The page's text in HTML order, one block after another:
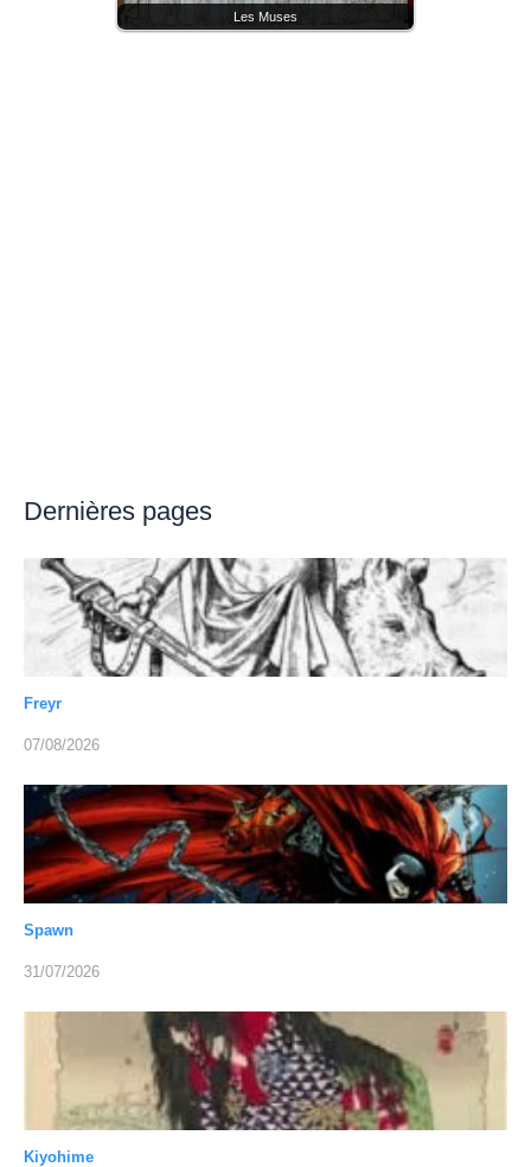
Les Muses
Dernières pages
Freyr
07/08/2026
Spawn
31/07/2026
Kiyohime